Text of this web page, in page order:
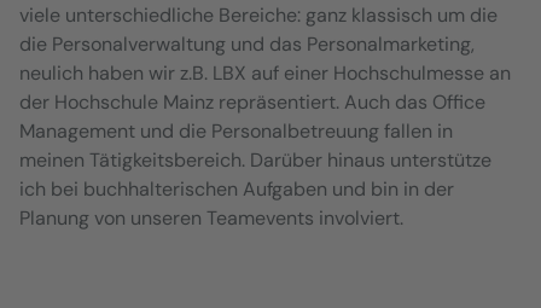
viele unterschiedliche Bereiche: ganz klassisch um die
die Personalverwaltung und das Personalmarketing,
neulich haben wir z.B. LBX auf einer Hochschulmesse an
der Hochschule Mainz repräsentiert. Auch das Office
Management und die Personalbetreuung fallen in
meinen Tätigkeitsbereich. Darüber hinaus unterstütze
ich bei buchhalterischen Aufgaben und bin in der
Planung von unseren Teamevents involviert.